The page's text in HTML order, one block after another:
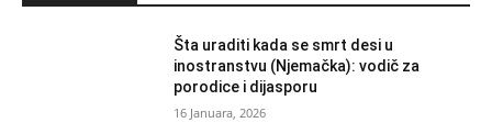
Šta uraditi kada se smrt desi u
inostranstvu (Njemačka): vodič za
porodice i dijasporu
16 Januara, 2026